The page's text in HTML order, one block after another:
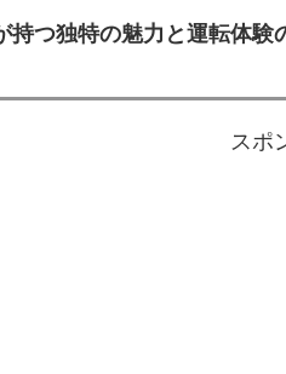
持つ独特の魅力と運転体験
スポ